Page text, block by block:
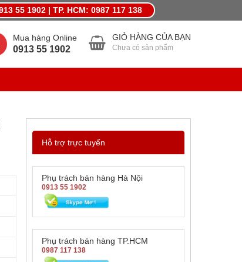
55 1902 | TP. HCM: 0987 117 138
GIỎ HÀNG CỦA BẠN
Chưa có sản phẩm
Mua hàng Online
0913 55 1902
Hỗ trợ trực tuyến
Phụ trách bán hàng Hà Nội
0913 55 1902
Phụ trách bán hàng TP.HCM
0987 117 138